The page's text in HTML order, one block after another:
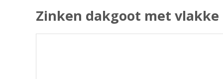
Zinken dakgoot met